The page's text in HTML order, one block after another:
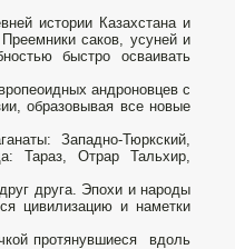
истории Казахстана и
саков, усуней и
быстро осваивать
андроновцев с
образовывая все новые
Западно-Тюркский,
Тараз, Отрар Тальхир,
друга. Эпохи и народы
цивилизацию и наметки
протянувшиеся вдоль